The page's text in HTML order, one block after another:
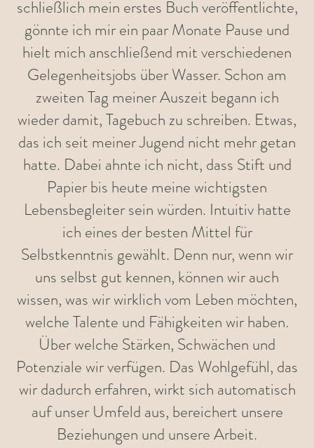
schließlich mein erstes Buch veröffentlichte,
gönnte ich mir ein paar Monate Pause und
hielt mich anschließend mit verschiedenen
Gelegenheitsjobs über Wasser. Schon am
zweiten Tag meiner Auszeit begann ich
wieder damit, Tagebuch zu schreiben. Etwas,
das ich seit meiner Jugend nicht mehr getan
hatte. Dabei ahnte ich nicht, dass Stift und
Papier bis heute meine wichtigsten
Lebensbegleiter sein würden. Intuitiv hatte
ich eines der besten Mittel für
Selbstkenntnis gewählt. Denn nur, wenn wir
uns selbst gut kennen, können wir auch
wissen, was wir wirklich vom Leben möchten,
welche Talente und Fähigkeiten wir haben.
Über welche Stärken, Schwächen und
Potenziale wir verfügen. Das Wohlgefühl, das
wir dadurch erfahren, wirkt sich automatisch
auf unser Umfeld aus, bereichert unsere
Beziehungen und unsere Arbeit.